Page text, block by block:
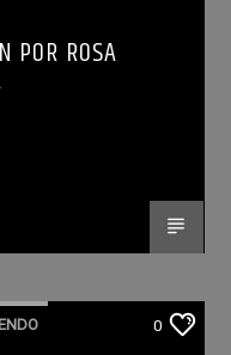
POR ROSA
0